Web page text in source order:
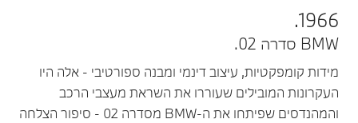
1966.
BMW סדרה 02.
מידות קומפקטיות, עיצוב דינמי ומבנה ספורטיבי - אלה היו
העקרונות המובילים שעוררו את השראת מעצבי הרכב
והמהנדסים שפיתחו את ה-BMW מסדרה 02 - סיפור הצלחה